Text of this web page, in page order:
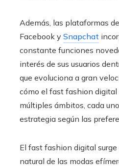
Además, las plataformas
Facebook y Snapchat
constante funciones
interés de sus usuarios
que evoluciona a gran
cómo el fast fashion digital
múltiples ámbitos, cada
estrategia según las
El fast fashion digital
natural de las modas